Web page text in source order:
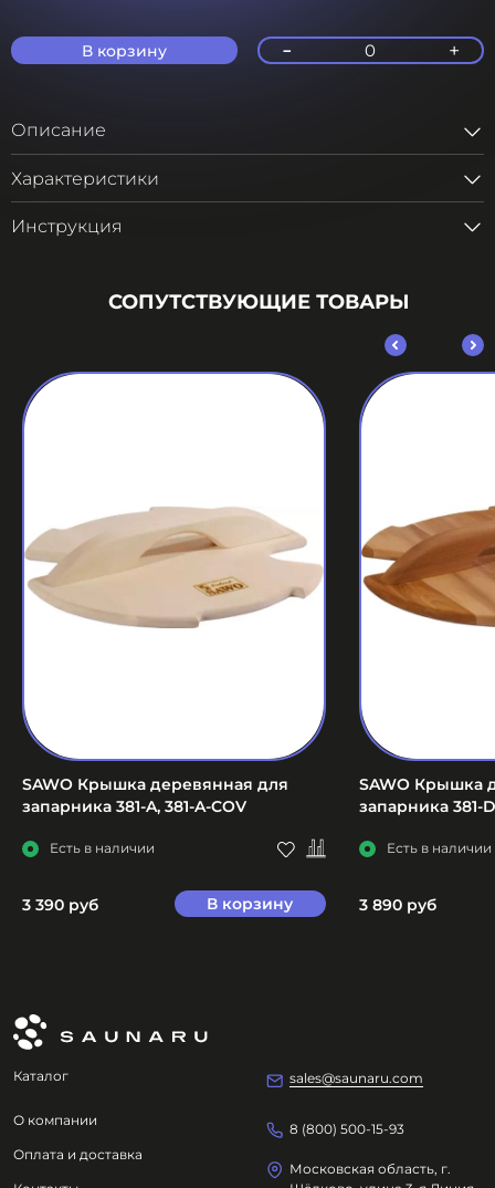
В корзину - 0 +
Описание
Характеристики
Инструкция
СОПУТСТВУЮЩИЕ ТОВАРЫ
SAWO Крышка деревянная для
запарника 381-A, 381-A-COV
Есть в наличии
3 390 руб В корзину
SAWO Крышка
запарника 381-
Есть в наличии
3 890 руб
Каталог
О компании
Оплата и доставка
sales@saunaru.com
8 (800) 500-15-93
Московская область, г.